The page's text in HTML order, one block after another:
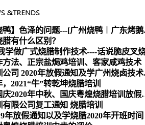
关于【广
有什么区别？
学做广式烧腊制作技术----话说脆皮叉
法、正宗盐焗鸡培训、客家咸鸡技术
广州粤煌
2021“牛”转乾坤烧腊培训
月满中秋，喜迎
限公司复工通知 烧腊培训
年放假通知以及学烧腊2020年开班时间